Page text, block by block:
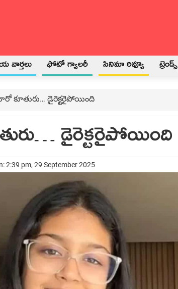
వార్తలు ఫోటో గ్యాలరీ సినిమా రివ్యూ ట్రెండ్స్
కూతురు… డైరెక్టరైపోయింది
డైరెక్టరైపోయింది
2:39 pm, 29 September 2025